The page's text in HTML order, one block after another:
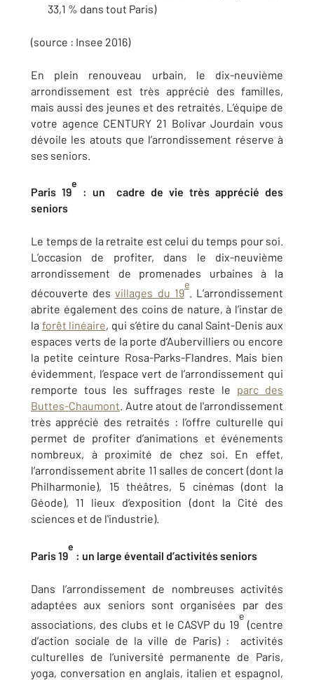
33,1 % dans tout Paris)
(source : Insee 2016)
En plein renouveau urbain, le dix-neuvième
arrondissement est très apprécié des familles,
mais aussi des jeunes et des retraités. L’équipe de
votre agence CENTURY 21 Bolivar Jourdain vous
dévoile les atouts que l’arrondissement réserve à
ses seniors.
Paris 19
e
: un cadre de vie très apprécié des
seniors
Le temps de la retraite est celui du temps pour soi.
L’occasion de profiter, dans le dix-neuvième
arrondissement de promenades urbaines à la
découverte desvillages du 19
e
. L’arrondissement
abrite également des coins de nature, à l’instar de
la forêt linéaire, qui s’étire du canal Saint-Denis aux
espaces verts de la porte d’Aubervilliers ou encore
la petite ceinture Rosa-Parks-Flandres. Mais bien
évidemment, l’espace vert de l’arrondissement qui
remporte tous les suffrages reste le parc des
Buttes-Chaumont. Autre atout de l'arrondissement
très apprécié des retraités : l’offre culturelle qui
permet de profiter d’animations et événements
nombreux, à proximité de chez soi. En effet,
l’arrondissement abrite 11 salles de concert (dont la
Philharmonie), 15 théâtres, 5 cinémas (dont la
Géode), 11 lieux d’exposition (dont la Cité des
sciences et de l'industrie).
Paris 19
e
: un large éventail d’activités seniors
Dans l’arrondissement de nombreuses activités
adaptées aux seniors sont organisées par des
associations, des clubs et le CASVP du 19
e
(centre
d’action sociale de la ville de Paris) : activités
culturelles de l’université permanente de Paris,
yoga, conversation en anglais, italien et espagnol,